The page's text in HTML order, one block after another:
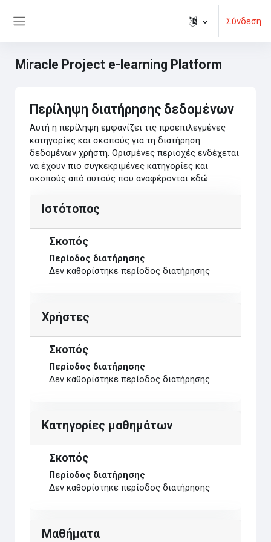
Σύνδεση
Miracle Project e-learning Platform
Περίληψη διατήρησης δεδομένων
Αυτή η περίληψη εμφανίζει τις προεπιλεγμένες
κατηγορίες και σκοπούς για τη διατήρηση
δεδομένων χρήστη. Ορισμένες περιοχές ενδέχεται
να έχουν πιο συγκεκριμένες κατηγορίες και
σκοπούς από αυτούς που αναφέρονται εδώ.
Ιστότοπος
Σκοπός
Περίοδος διατήρησης
Δεν καθορίστηκε περίοδος διατήρησης
Χρήστες
Σκοπός
Περίοδος διατήρησης
Δεν καθορίστηκε περίοδος διατήρησης
Κατηγορίες μαθημάτων
Σκοπός
Περίοδος διατήρησης
Δεν καθορίστηκε περίοδος διατήρησης
Μαθήματα